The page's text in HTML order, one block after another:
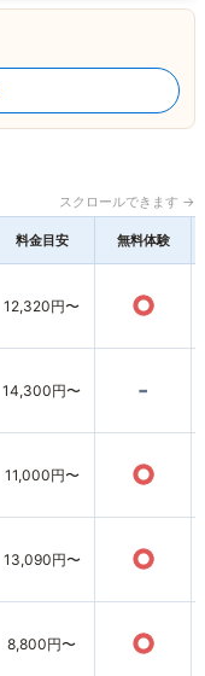
スクロールできます →
料金目安 無料体験
12,320円〜 ○
14,300円〜 -
11,000円〜 ○
13,090円〜 ○
8,800円〜 ○